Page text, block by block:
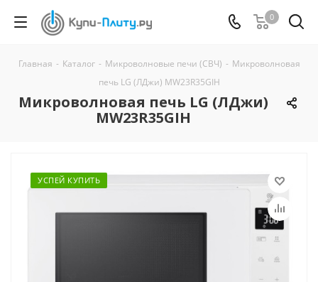
0
Главная - Каталог - Микроволновые печи (СВЧ) - Микроволновая
печь LG (ЛДжи) MW23R35GIH
Микроволновая печь LG (ЛДжи)
MW23R35GIH
УСПЕЙ КУПИТЬ